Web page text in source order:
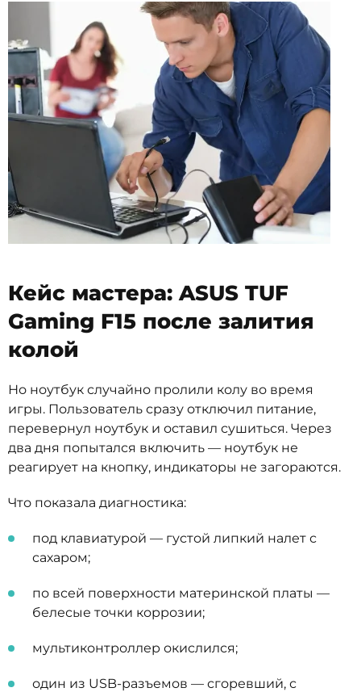
Кейс мастера: ASUS TUF
Gaming F15 после залития
колой
Но ноутбук случайно пролили колу во время
игры. Пользователь сразу отключил питание,
перевернул ноутбук и оставил сушиться. Через
два дня попытался включить — ноутбук не
реагирует на кнопку, индикаторы не загораются.
Что показала диагностика:
под клавиатурой — густой липкий налет с
сахаром;
по всей поверхности материнской платы —
белесые точки коррозии;
мультиконтроллер окислился;
один из USB-разъемов — сгоревший, с